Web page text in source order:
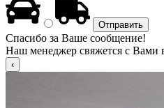
Спасибо за Ваше сообщение!
Наш менеджер свяжется с Вами